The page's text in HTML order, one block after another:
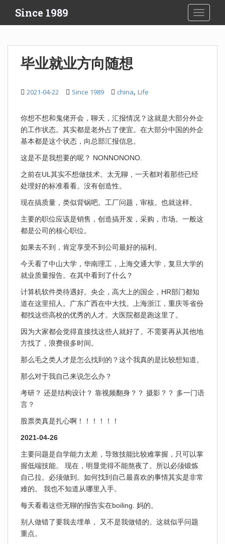
i
Since 1989
毕业就业方向随想
2021-04-22 Since 1989 china, Life
你想不想和鬼佬开会，聊天，汇报情况？这就是大部分外企
的工作状态。其实都是老外占了便宜。在大部分中国的外企
基本都是这个状态，向总部汇报信息。
这是不是我想要的呢？ NONNONONO.
之前在UL其实不想做技术。太无聊，一天都对着那些已经
处理好的标准看看。没有创造性。
现在搞质量，类似背锅吧。工厂问题，审核。也就这样。
主要的职位应该是销售，创造搞开发，采购，市场。一般这
都是公司的核心职位。
如果去不到，肯定享受不到公司最好的福利。
今天看了中山大学，华南理工，上海交通大学，复旦大学的
就业质量报告。在其中看到了什么？
计算机软件类待遇好。央企，高大上的国企，HR部门都知
道在这里招人。广东广西在中大找。上海浙江，重庆等省份
都找这些高校的优秀的人才。大医院都是跑这里了。
因为大家都会觉得直接找这些人就好了。不需要再从其他地
方找了，浪费很多时间。
那么毛之类人才是怎么找到的？这个我真的是比较想知道。
那么对于我自己来说怎么办？
考研？ 还是结构设计？ 靠视频翻身？？ 摄影？？ 多一门语
言？
股票类真是扎心啊！！！！！！
2021-04-26
主要问题是自学能力太差，导致技能比较难掌握，只可以掌
握低端技能。 现在，明显觉得不能熬夜了。所以必须锻炼
自己拉。必须做到。如何找到自己最喜欢的事情其实是非常
难的。 我也不知道从哪里入手。
每天看着这些无聊的报告实在boiling. 妈的。
别人做错了要我去埋单， 又不是我做错的。这就似乎问题
重点。